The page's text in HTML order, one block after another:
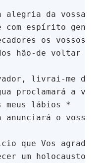
alegria da vossa
com espírito
os vossos
hão-de voltar
livrai-me do
proclamará a
meus lábios *
anunciará o vosso
que Vos agradais
um holocausto,